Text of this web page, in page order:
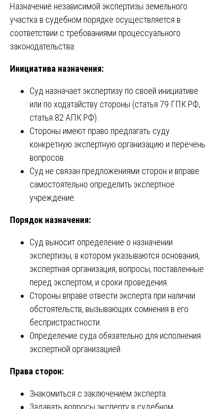
Назначение независимой экспертизы земельного
участка в судебном порядке осуществляется в
соответствии с требованиями процессуального
законодательства:
Инициатива назначения:
Суд назначает экспертизу по своей инициативе
или по ходатайству стороны (статья 79 ГПК РФ,
статья 82 АПК РФ).
Стороны имеют право предлагать суду
конкретную экспертную организацию и перечень
вопросов.
Суд не связан предложениями сторон и вправе
самостоятельно определить экспертное
учреждение.
Порядок назначения:
Суд выносит определение о назначении
экспертизы, в котором указываются основания,
экспертная организация, вопросы, поставленные
перед экспертом, и сроки проведения.
Стороны вправе отвести эксперта при наличии
обстоятельств, вызывающих сомнения в его
беспристрастности.
Определение суда обязательно для исполнения
экспертной организацией.
Права сторон:
Знакомиться с заключением эксперта.
Задавать вопросы эксперту в судебном